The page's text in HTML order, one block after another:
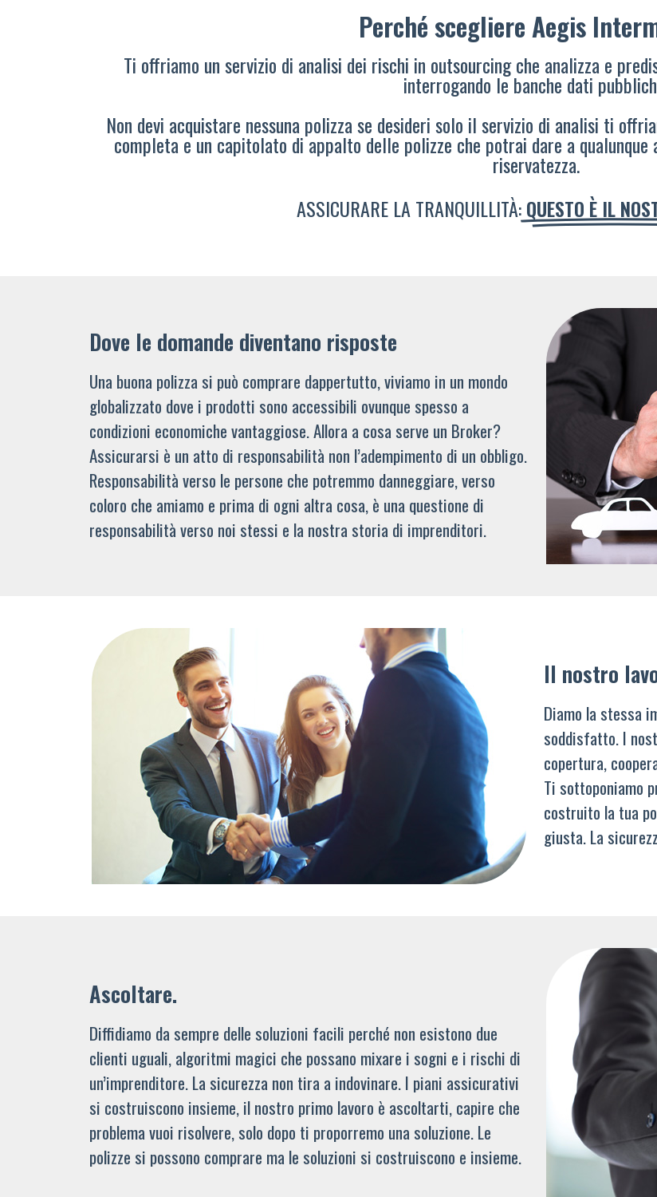
Perché scegliere Aegis
Ti offriamo un servizio di analisi dei rischi in outsourcing che analizza e
interrogando le banche dati
Non devi acquistare nessuna polizza se desideri solo il servizio di analisi ti
completa e un capitolato di appalto delle polizze che potrai dare a
riservatezza.
ASSICURARE LA TRANQUILLITÀ:QUESTO È IL
Dove le domande diventano risposte
Una buona polizza si può comprare dappertutto, viviamo in un mondo
globalizzato dove i prodotti sono accessibili ovunque spesso a
condizioni economiche vantaggiose. Allora a cosa serve un Broker?
Assicurarsi è un atto di responsabilità non l’adempimento di un obbligo.
Responsabilità verso le persone che potremmo danneggiare, verso
coloro che amiamo e prima di ogni altra cosa, è una questione di
responsabilità verso noi stessi e la nostra storia di imprenditori.
Il nostro
Diamo la stessa
soddisfatto. I
copertura,
Ti sottoponiamo
costruito la tua
giusta. La
Ascoltare.
Diffidiamo da sempre delle soluzioni facili perché non esistono due
clienti uguali, algoritmi magici che possano mixare i sogni e i rischi di
un’imprenditore. La sicurezza non tira a indovinare. I piani assicurativi
si costruiscono insieme, il nostro primo lavoro è ascoltarti, capire che
problema vuoi risolvere, solo dopo ti proporremo una soluzione. Le
polizze si possono comprare ma le soluzioni si costruiscono e insieme.